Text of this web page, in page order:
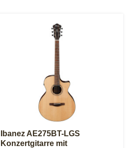
Ibanez AE275BT-LGS
Konzertgitarre mit